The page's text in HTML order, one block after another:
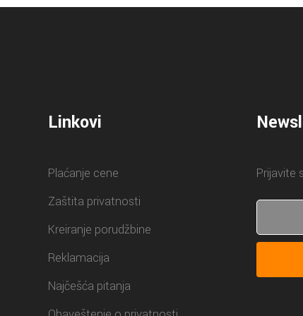
Linkovi
Plaćanje cene
Zaštita privatnosti
Kreiranje porudžbine
Reklamacija
Najčešća pitanja
Prijavite